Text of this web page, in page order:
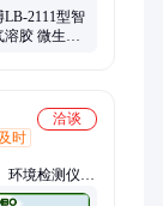
LB-2111型智
胶 微生物
洽谈
时
境检测仪、
速、气体检测